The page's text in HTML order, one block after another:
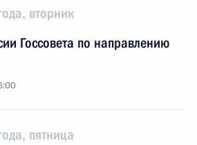
вторник
Госсовета по направлению
пятница